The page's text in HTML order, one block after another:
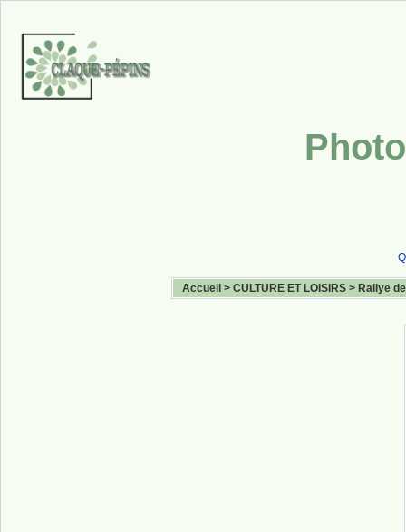
Accueil > CULTURE ET LOISIRS > Rallye